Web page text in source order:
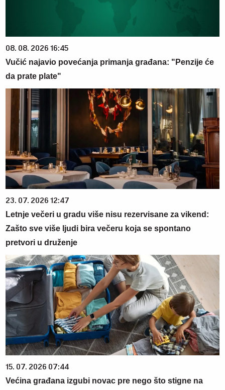
08. 08. 2026 16:45
Vučić najavio povećanja primanja građana: "Penzije će
da prate plate"
23. 07. 2026 12:47
Letnje večeri u gradu više nisu rezervisane za vikend:
Zašto sve više ljudi bira večeru koja se spontano
pretvori u druženje
15. 07. 2026 07:44
Većina građana izgubi novac pre nego što stigne na